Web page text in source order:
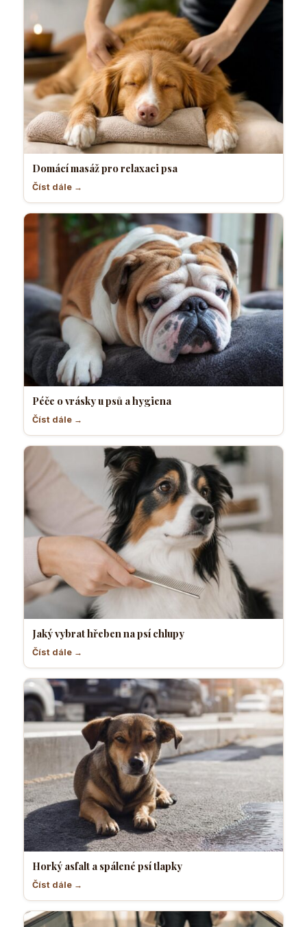
Domácí masáž pro relaxaci psa
Číst dále →
Péče o vrásky u psů a hygiena
Číst dále →
Jaký vybrat hřeben na psí chlupy
Číst dále →
Horký asfalt a spálené psí tlapky
Číst dále →